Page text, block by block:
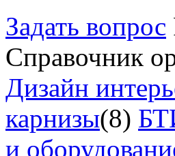
Задать вопрос
Справочник
Дизайн
карнизы(8)
и